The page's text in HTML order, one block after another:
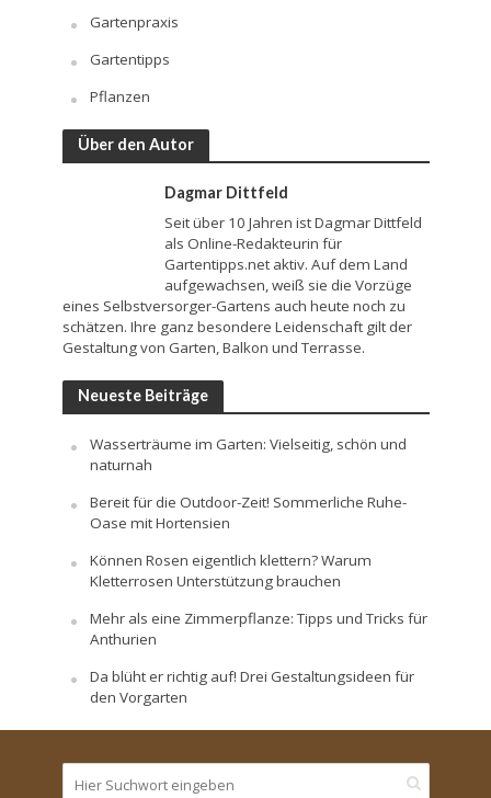
Gartenpraxis
Gartentipps
Pflanzen
Über den Autor
Dagmar Dittfeld
Seit über 10 Jahren ist Dagmar Dittfeld
als Online-Redakteurin für
Gartentipps.net aktiv. Auf dem Land
aufgewachsen, weiß sie die Vorzüge
eines Selbstversorger-Gartens auch heute noch zu
schätzen. Ihre ganz besondere Leidenschaft gilt der
Gestaltung von Garten, Balkon und Terrasse.
Neueste Beiträge
Wasserträume im Garten: Vielseitig, schön und
naturnah
Bereit für die Outdoor-Zeit! Sommerliche Ruhe-
Oase mit Hortensien
Können Rosen eigentlich klettern? Warum
Kletterrosen Unterstützung brauchen
Mehr als eine Zimmerpflanze: Tipps und Tricks für
Anthurien
Da blüht er richtig auf! Drei Gestaltungsideen für
den Vorgarten